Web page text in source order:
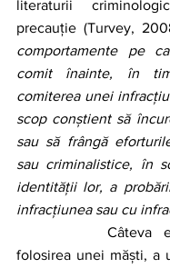
literaturii
precauție (Turvey,
comportamente pe
comit înainte, în
comiterea unei
scop conștient să
sau să frângă
sau criminalistice, în
identității lor, a
infracțiunea sau cu
folosirea unei măști, a